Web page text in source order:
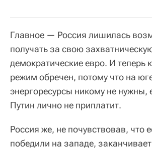
Главное — Россия лишилась
получать за свою
демократические евро. И теперь
режим обречен, потому что на
энергоресурсы никому не нужны,
Путин лично не приплатит.
Россия же, не почувствовав, что
победили на западе,